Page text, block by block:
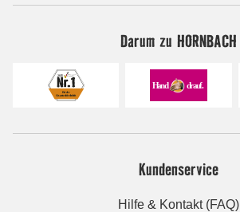
Darum zu HORNBACH
Kundenservice
Hilfe & Kontakt (FAQ)